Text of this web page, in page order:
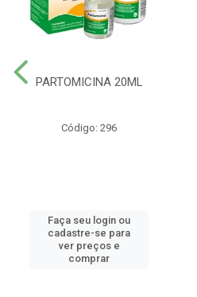
PARTOMICINA 20ML
Código: 296
Faça seu login ou
cadastre-se para
ver preços e
comprar